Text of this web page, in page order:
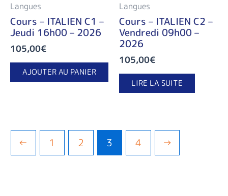
Langues
Cours – ITALIEN C1 –
Jeudi 16h00 – 2026
105,00€
AJOUTER AU PANIER
Langues
Cours – ITALIEN C2 –
Vendredi 09h00 –
2026
105,00€
LIRE LA SUITE
← 1 2 3 4 →